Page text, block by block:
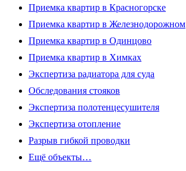
Приемка квартир в Красногорске
Приемка квартир в Железнодорожном
Приемка квартир в Одинцово
Приемка квартир в Химках
Экспертиза радиатора для суда
Обследования стояков
Экспертиза полотенцесушителя
Экспертиза отопление
Разрыв гибкой проводки
Ещё объекты…